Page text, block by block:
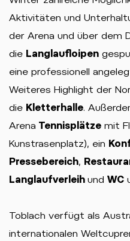
Aktivitäten und
der Arena und über dem
die Langlaufloipen
eine professionell
Weiteres Highlight der
die Kletterhalle.
Arena Tennisplätze mit
Kunstrasenplatz), ein
Pressebereich,
Langlaufverleih und WC
Toblach verfügt als
internationalen